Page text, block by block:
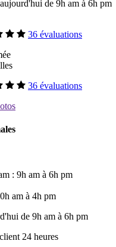
de 9h am à 6h pm
36 évaluations
36 évaluations
: 9h am à 6h pm
am à 4h pm
de 9h am à 6h pm
24 heures